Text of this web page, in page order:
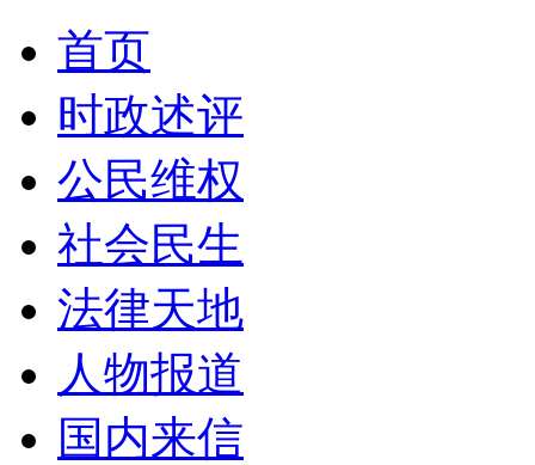
首页
时政述评
公民维权
社会民生
法律天地
人物报道
国内来信